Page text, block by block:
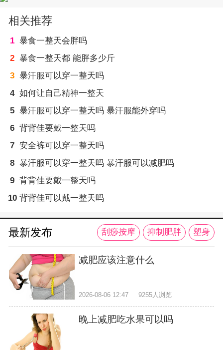
相关推荐
1 暴食一整天会胖吗
2 暴食一整天都 能胖多少斤
3 暴汗服可以穿一整天吗
4 如何让自己精神一整天
5 暴汗服可以穿一整天吗 暴汗服能外穿吗
6 背背佳要戴一整天吗
7 安全裤可以穿一整天吗
8 暴汗服可以穿一整天吗 暴汗服可以减肥吗
9 背背佳要戴一整天吗
10 背背佳可以戴一整天吗
最新发布 刮痧按摩 抑制肥胖 塑身
减肥应该注意什么
2026-08-06 12:47 9255人浏览
晚上减肥吃水果可以吗